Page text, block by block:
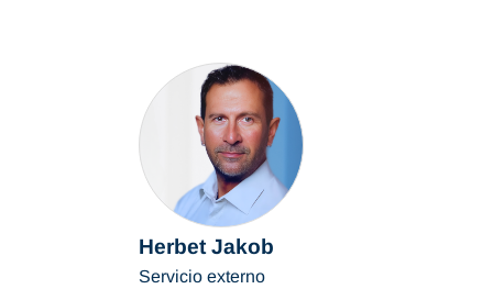
Herbet Jakob
Servicio externo